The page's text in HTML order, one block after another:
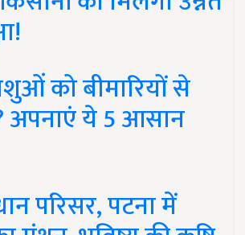
को बीमारियों से
ये 5 आसान
परिसर, पटना में